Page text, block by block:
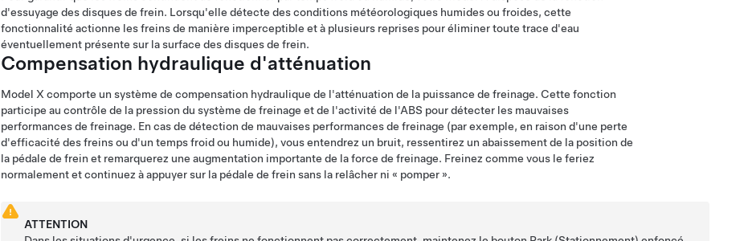
d'essuyage des disques de frein. Lorsqu'elle détecte des conditions météorologiques humides ou froides, cette
fonctionnalité actionne les freins de manière imperceptible et à plusieurs reprises pour éliminer toute trace d'eau
éventuellement présente sur la surface des disques de frein.
Compensation hydraulique d'atténuation
Model X comporte un système de compensation hydraulique de l'atténuation de la puissance de freinage. Cette fonction
participe au contrôle de la pression du système de freinage et de l'activité de l'ABS pour détecter les mauvaises
performances de freinage. En cas de détection de mauvaises performances de freinage (par exemple, en raison d'une perte
d'efficacité des freins ou d'un temps froid ou humide), vous entendrez un bruit, ressentirez un abaissement de la position de
la pédale de frein et remarquerez une augmentation importante de la force de freinage. Freinez comme vous le feriez
normalement et continuez à appuyer sur la pédale de frein sans la relâcher ni « pomper ».
ATTENTION